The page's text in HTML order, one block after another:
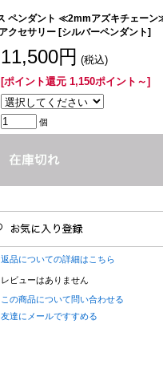
ペンダント ≪2mmアズキチェーン
クセサリー [シルバーペンダント]
11,500円 (税込)
[ポイント還元 1,150ポイント～]
個
返品についての詳細はこちら
レビューはありません
この商品について問い合わせる
友達にメールですすめる